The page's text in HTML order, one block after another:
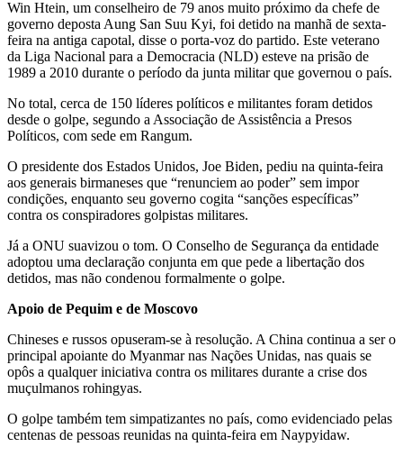
Win Htein, um conselheiro de 79 anos muito próximo da chefe de
governo deposta Aung San Suu Kyi, foi detido na manhã de sexta-
feira na antiga capotal, disse o porta-voz do partido. Este veterano
da Liga Nacional para a Democracia (NLD) esteve na prisão de
1989 a 2010 durante o período da junta militar que governou o país.
No total, cerca de 150 líderes políticos e militantes foram detidos
desde o golpe, segundo a Associação de Assistência a Presos
Políticos, com sede em Rangum.
O presidente dos Estados Unidos, Joe Biden, pediu na quinta-feira
aos generais birmaneses que “renunciem ao poder” sem impor
condições, enquanto seu governo cogita “sanções específicas”
contra os conspiradores golpistas militares.
Já a ONU suavizou o tom. O Conselho de Segurança da entidade
adoptou uma declaração conjunta em que pede a libertação dos
detidos, mas não condenou formalmente o golpe.
Apoio de Pequim e de Moscovo
Chineses e russos opuseram-se à resolução. A China continua a ser o
principal apoiante do Myanmar nas Nações Unidas, nas quais se
opôs a qualquer iniciativa contra os militares durante a crise dos
muçulmanos rohingyas.
O golpe também tem simpatizantes no país, como evidenciado pelas
centenas de pessoas reunidas na quinta-feira em Naypyidaw.